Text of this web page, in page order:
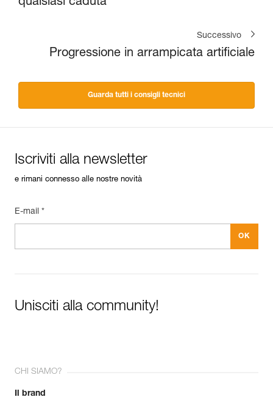
qualsiasi caduta
Successivo
Progressione in arrampicata artificiale
Guarda tutti i consigli tecnici
Iscriviti alla newsletter
e rimani connesso alle nostre novità
E-mail *
Unisciti alla community!
CHI SIAMO?
Il brand